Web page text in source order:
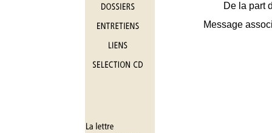
De la part
Message